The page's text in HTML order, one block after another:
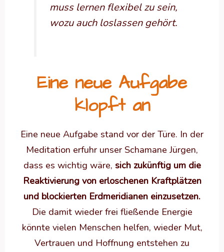
muss lernen flexibel zu sein,
wozu auch loslassen gehört.
Eine neue Aufgabe
klopft an
Eine neue Aufgabe stand vor der Türe. In der
Meditation erfuhr unser Schamane Jürgen,
dass es wichtig wäre, sich zukünftig um die
Reaktivierung von erloschenen Kraftplätzen
und blockierten Erdmeridianen einzusetzen.
Die damit wieder frei fließende Energie
könnte vielen Menschen helfen, wieder Mut,
Vertrauen und Hoffnung entstehen zu